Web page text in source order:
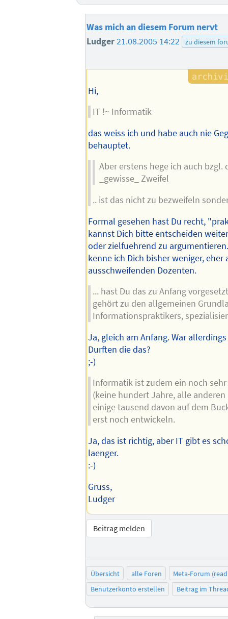
Was mich an diesem Forum nervt
Ludger21.08.2005 14:22 zu diesem
Hi,
IT !~ Informatik
das weiss ich und habe auch nie
behauptet.
Aber erstens hege ich auch bzgl.
_gewisse_ Zweifel
.. ist das nicht zu bezweifeln
Formal gesehen hast Du recht,
kannst Dich bitte entscheiden
oder zielfuehrend zu
kenne ich Dich bisher weniger, eher
ausschweifenden Dozenten.
... hast Du das zu Anfang
gehört zu den allgemeinen
Informationspraktikers,
Ja, gleich am Anfang. War
Durften die das?
;-)
Informatik ist zudem ein noch
(keine hundert Jahre, alle
einige tausend davon auf dem
erst noch entwickeln.
Ja, das ist richtig, aber IT gibt es
laenger.
:-)
Gruss,
Ludger
Beitrag melden
Übersicht alle Foren
Meta-Forum
Benutzerkonto erstellen
Beitrag im